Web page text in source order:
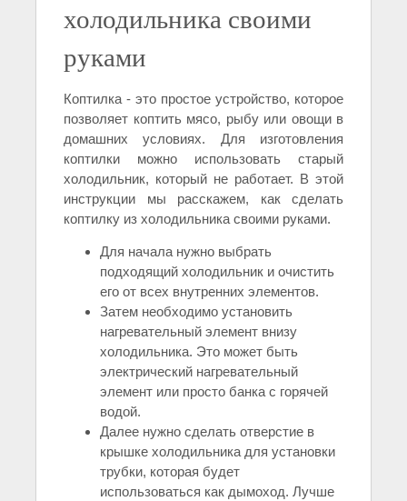
холодильника своими
руками
Коптилка - это простое устройство, которое
позволяет коптить мясо, рыбу или овощи в
домашних условиях. Для изготовления
коптилки можно использовать старый
холодильник, который не работает. В этой
инструкции мы расскажем, как сделать
коптилку из холодильника своими руками.
Для начала нужно выбрать
подходящий холодильник и очистить
его от всех внутренних элементов.
Затем необходимо установить
нагревательный элемент внизу
холодильника. Это может быть
электрический нагревательный
элемент или просто банка с горячей
водой.
Далее нужно сделать отверстие в
крышке холодильника для установки
трубки, которая будет
использоваться как дымоход. Лучше